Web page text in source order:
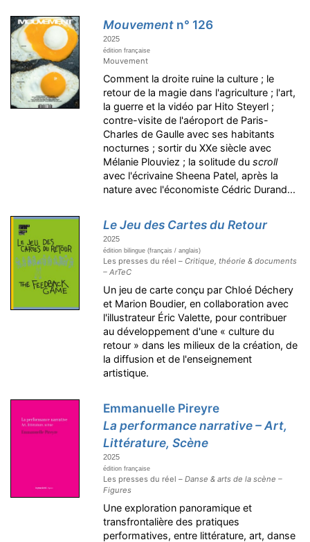
Mouvement n° 126
2025
édition française
Mouvement
Comment la droite ruine la culture ; le
retour de la magie dans l'agriculture ; l'art,
la guerre et la vidéo par Hito Steyerl ;
contre-visite de l'aéroport de Paris-
Charles de Gaulle avec ses habitants
nocturnes ; sortir du XXe siècle avec
Mélanie Plouviez ; la solitude duscroll
avec l'écrivaine Sheena Patel, après la
nature avec l'économiste Cédric Durand...
Le Jeu des Cartes du Retour
2025
édition bilingue (français / anglais)
Les presses du réel –Critique, théorie & documents
– ArTeC
Un jeu de carte conçu par Chloé Déchery
et Marion Boudier, en collaboration avec
l'illustrateur Éric Valette, pour contribuer
au développement d'une « culture du
retour » dans les milieux de la création, de
la diffusion et de l'enseignement
artistique.
Emmanuelle Pireyre
La performance narrative – Art,
Littérature, Scène
2025
édition française
Les presses du réel –Danse & arts de la scène –
Figures
Une exploration panoramique et
transfrontalière des pratiques
performatives, entre littérature, art, danse